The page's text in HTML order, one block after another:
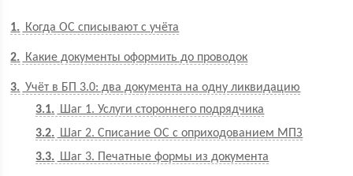
1 Когда ОС списывают с учёта
2 Какие документы оформить до проводок
3
Учёт в БП 3.0: два документа на одну ликвидацию
3.1
Шаг 1. Услуги стороннего подрядчика
3.2
Шаг 2. Списание ОС с оприходованием МПЗ
3.3
Шаг 3. Печатные формы из документа